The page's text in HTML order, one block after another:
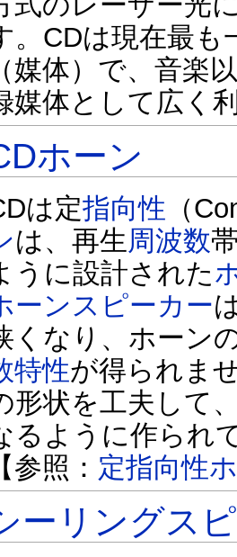
。CDは現在最も
（媒体）で、音楽
媒体として広く
ホーン
は定指向性 （
は、再生 周波数
うに設計された
ーンスピーカー
くなり、ホーン
特性が得られま
形状を工夫して
るように作られ
【参照： 定指向性
ーリングス